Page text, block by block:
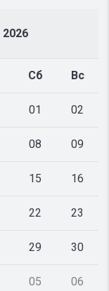
2026
Сб Вс
01 02
08 09
15 16
22 23
29 30
05 06